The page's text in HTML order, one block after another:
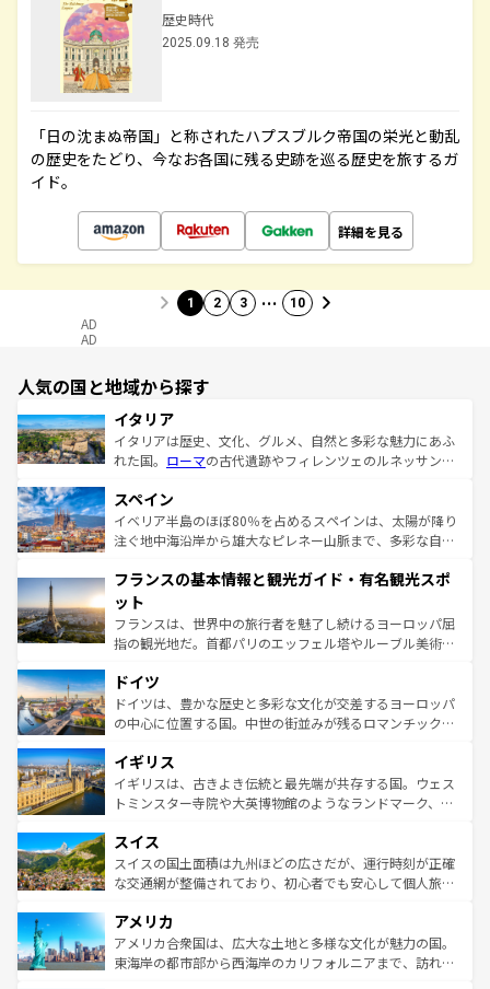
歴史時代
2025.09.18 発売
「日の沈まぬ帝国」と称されたハプスブルク帝国の栄光と動乱
の歴史をたどり、今なお各国に残る史跡を巡る歴史を旅するガ
イド。
詳細を見る
1 2 3 … 10
AD
AD
人気の国と地域から探す
イタリア
イタリアは歴史、文化、グルメ、自然と多彩な魅力にあふ
れた国。 ローマの古代遺跡やフィレンツェのルネッサンス
ろん、トスカーナの美しい田園風景やアマルフィ海岸の絶
景など、自然景観も見逃せない。観光の合間には、本場の
ピザやパスタなど、絶品のイタリア料理を堪能することも
ませてくれるイタリアで、忘れられない旅をしてみよう！
なお、新着のイタリア情報は
しい。
スペイン
イベリア半島のほぼ80％を占めるスペインは、太陽が降り
注ぐ地中海沿岸から雄大なピレネー山脈まで、多彩な自然
文化が根付くこの国では、情熱的なフラメンコ、熱気あふ
れる闘牛、そして美味しいタパスが生活の一部となってい
る。首都マドリードの洗練された雰囲気や、バルセロナの
アートに溢れた街角から、地方では古代ローマ遺跡や中世
せる。地方によって風土や気候が異なるスペインはその個
性で訪れる人を魅了する。 なお、新着のスペイン情報は コ
ンテンツ一覧を参照してほしい。
フランスの基本情報と観光ガイド・有名観光スポ
ット
フランスは、世界中の旅行者を魅了し続けるヨーロッパ屈
指の観光地だ。首都パリのエッフェル塔やルーブル美術館
で、幅広い魅力が詰まっている。華麗な宮殿、歴史的な大
聖堂、美しいビーチ、そして豊かな自然が、訪れる者を心
から魅了する。また、フランスは美食の国としても知ら
いる。シャンパンの発祥地であるランス、プロヴァンスの
香り高いラベンダー畑など、多彩な楽しみ方が可能だ。さ
らに、パリ以外の地域にも魅力が溢れており、どの街角に
れる地方に足を運ぶとそれぞれで全く異なる文化を体験で
きるだろう。 なお、新着のフランス情報はコンテンツ一覧
を参照してほしい。
ドイツ
ドイツは、豊かな歴史と多彩な文化が交差するヨーロッパ
の中心に位置する国。中世の街並みが残るロマンチック街
顔を持つこの国は、どこを歩いても飽きることがない。ベ
ルリンの文化的活気、バイエルン州のアルプスの絶景、そ
してライン川沿いのワイン畑といった風景は必見。ビール
は、お酒好きな人にはぜひ体験してほしい。 なお、新着の
ドイツ情報はコンテンツ一覧を参照してほしい。
イギリス
イギリスは、古きよき伝統と最先端が共存する国。ウェス
トミンスター寺院や大英博物館のようなランドマーク、歴
リアごとに異なる魅力がある。また、優雅なアフタヌーン
ティー、ビール好きにはたまらない英国パブ、サッカー観
戦など、本場だからこそできる体験も豊富。イギリスを旅
ンツ一覧を参照してほしい。
スイス
スイスの国土面積は九州ほどの広さだが、運行時刻が正確
な交通網が整備されており、初心者でも安心して個人旅行
の建物がそのまま残る町や、スイスならではのユニークな
博物館もあり、アルプス観光だけでなく町歩きも満喫する
ことができる。国民の所得が高いため物価も高いが、旅行
アメリカ
アメリカ合衆国は、広大な土地と多様な文化が魅力の国。
東海岸の都市部から西海岸のカリフォルニアまで、訪れる